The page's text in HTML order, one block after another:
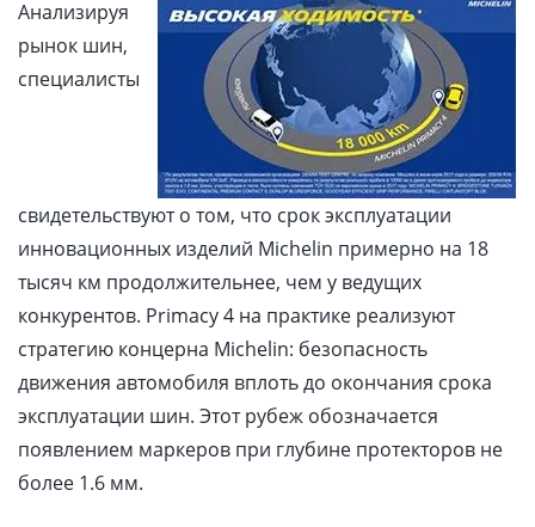
Анализируя
рынок шин,
специалисты
свидетельствуют о том, что срок эксплуатации
инновационных изделий Michelin примерно на 18
тысяч км продолжительнее, чем у ведущих
конкурентов. Primacy 4 на практике реализуют
стратегию концерна Michelin: безопасность
движения автомобиля вплоть до окончания срока
эксплуатации шин. Этот рубеж обозначается
появлением маркеров при глубине протекторов не
более 1.6 мм.